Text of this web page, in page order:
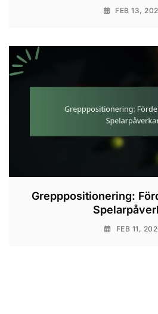
FEB 13,
Grepppositionering:
FEB 11,